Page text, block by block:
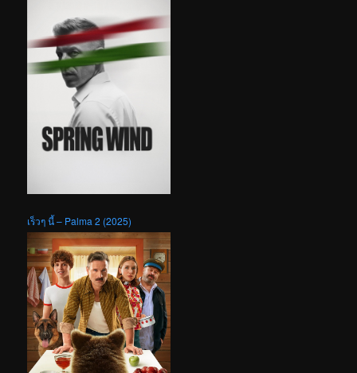
เร็วๆ นี้ – Palma 2 (2025)